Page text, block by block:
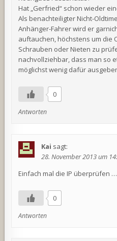
Hat „Gerfried“ schon wieder
Als benachteiligter Nicht-
Anhänger-Fahrer wird er
auftauchen, höchstens um die
Schrauben oder Nieten zu
nachvollziehbar, dass man so
möglichst wenig dafür
0
Antworten
Kai sagt:
28. November 2013 um
Einfach mal die IP überprüfen …
0
Antworten